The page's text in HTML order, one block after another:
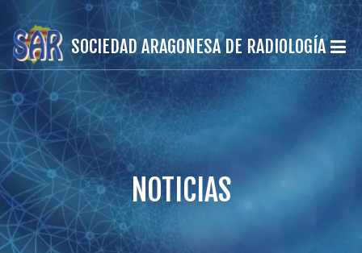
SOCIEDAD ARAGONESA DE RADIOLOGÍA
NOTICIAS